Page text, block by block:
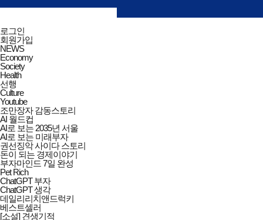
검색창
닫기
검색
전체메뉴
닫기
로그인
회원가입
NEWS
Economy
Society
Health
선행
Culture
Youtube
조만장자 감동스토리
AI 월드컵
AI로 보는 2035년 서울
AI로 보는 미래부자
권선징악 사이다 스토리
돈이 되는 경제이야기
부자마인드 7일 완성
Pet Rich
ChatGPT 부자
ChatGPT 생각
데일리리치앤드럭키
베스트셀러
[소설] 견생기적